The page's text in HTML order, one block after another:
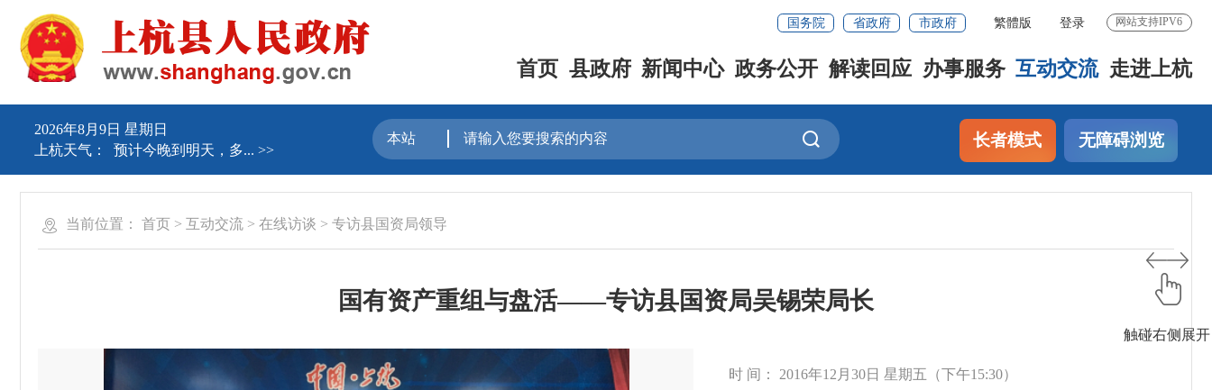
国务院 省政府 市政府 繁體版 登录 网站支持IPV6
首页 县政府 新闻中心 政务公开 解读回应 办事服务 互动交流 走进上杭
2026年8月9日 星期日
上杭天气：
预计今晚到明天，多... >>
长者模式 无障碍浏览
当前位置： 首页 > 互动交流 > 在线访谈 > 专访县国资局领导
国有资产重组与盘活——专访县国资局吴锡荣局长
时 间： 2016年12月30日 星期五（下午15:30）
触碰右侧展开